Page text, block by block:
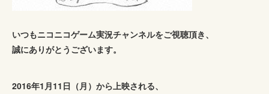
いつもニコニコゲーム実況チャンネルをご視聴頂き、
誠にありがとうございます。
2016年1月11日（月）から上映される、